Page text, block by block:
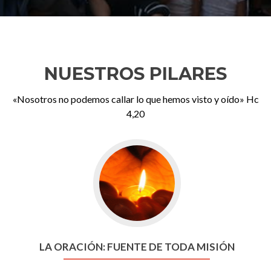
NUESTROS PILARES
«Nosotros no podemos callar lo que hemos visto y oído» Hc
4,20
LA ORACIÓN: FUENTE DE TODA MISIÓN